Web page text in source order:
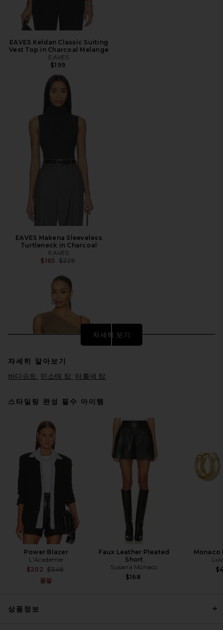
EAVES Keldan Classic Suiting
Vest Top in Charcoal Melange
EAVES
$199
EAVES Makena Sleeveless
Turtleneck in Charcoal
EAVES
$165 전 가격:
$229
EAVES Decon Top in Olive
EAVES
$199
자세히 보기
자세히 알아보기
바디슈트
민소매 탑 터틀넥 탑
스타일링 완성 필수 아이템
Power Blazer
L'Academie
$202 Previous price:
$348
품절
Faux Leather Pleated
Short
Susana Monaco
$168
Monaco
상품정보